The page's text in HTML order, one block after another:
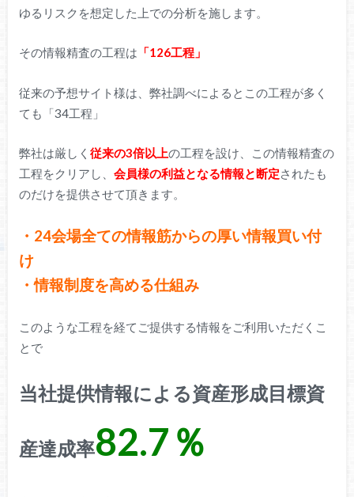
ゆるリスクを想定した上での分析を施します。
その情報精査の工程は 「126工程」
従来の予想サイト様は、弊社調べによるとこの工程が多く
ても「34工程」
弊社は厳しく 従来の3倍以上の工程を設け、この情報精査の
工程をクリアし、 会員様の利益となる情報と断定されたも
のだけを提供させて頂きます。
・24会場全ての情報筋からの厚い情報買い付
け
・情報制度を高める仕組み
このような工程を経てご提供する情報をご利用いただくこ
とで
当社提供情報による資産形成目標資
産達成率82.7％